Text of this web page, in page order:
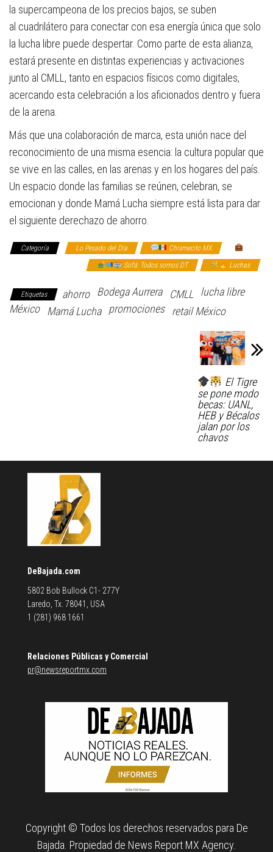
la supercampeona de los precios bajos, se suben
al cuadrilátero para conectar con esa energía única que solo
la lucha libre puede despertar. Como parte de esta alianza,
estará presente en distintas experiencias y activaciones
junto al CMLL, tanto en espacios físicos como digitales,
acercando esta celebración a los aficionados dentro y fuera
de la arena.
Más que una colaboración de marca, esta unión nace del
reconocimiento de una misma esencia: la cultura popular que
se vive en las calles, en las arenas y en los hogares del país.
Un espacio donde las familias se reúnen, celebran, se
emocionan y donde Mamá Lucha siempre está lista para dar
el siguiente derechazo de ahorro.
Categoría Lo Pesado del Día Chismecito MX
Sofá: Todos somos DT Luchas
Etiquetas ahorro Bodega Aurrera CMLL
lucha libre
México
Mamá Lucha promociones retail México
El Tigre
se pone modo
becas: UANL,
HEB y Bécalos
jalan por los
chavos
DeBajada.com
5802 Bob Bullock C1- 277Y
Laredo, Tx. 78041, USA
1 (281) 968 1661
Relaciones Públicas y Comercial
pr@newsreportmx.com
Copyright © Todos los derechos reservados para De
Bajada. Propiedad de News Report MX Agency.